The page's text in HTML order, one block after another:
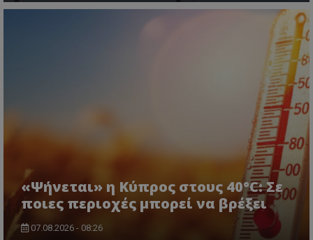
«Ψήνεται» η Κύπρος στους 40°C: Σε
ποιες περιοχές μπορεί να βρέξει
07.08.2026 - 08:26